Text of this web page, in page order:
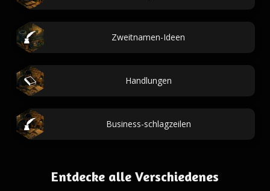
Zweitnamen-Ideen
Handlungen
Business-schlagzeilen
Entdecke alle Verschiedenes